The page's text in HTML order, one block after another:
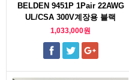
BELDEN 9451P 1Pair 22AWG
UL/CSA 300V계장용 블랙
1,033,000원